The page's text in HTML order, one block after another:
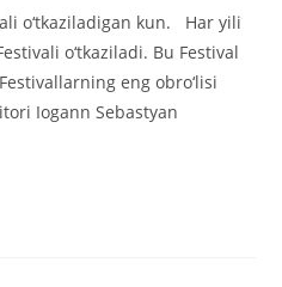
o‘tkaziladigan kun. Har yili
o‘tkaziladi. Bu Festival
eng obro‘lisi
Iogann Sebastyan